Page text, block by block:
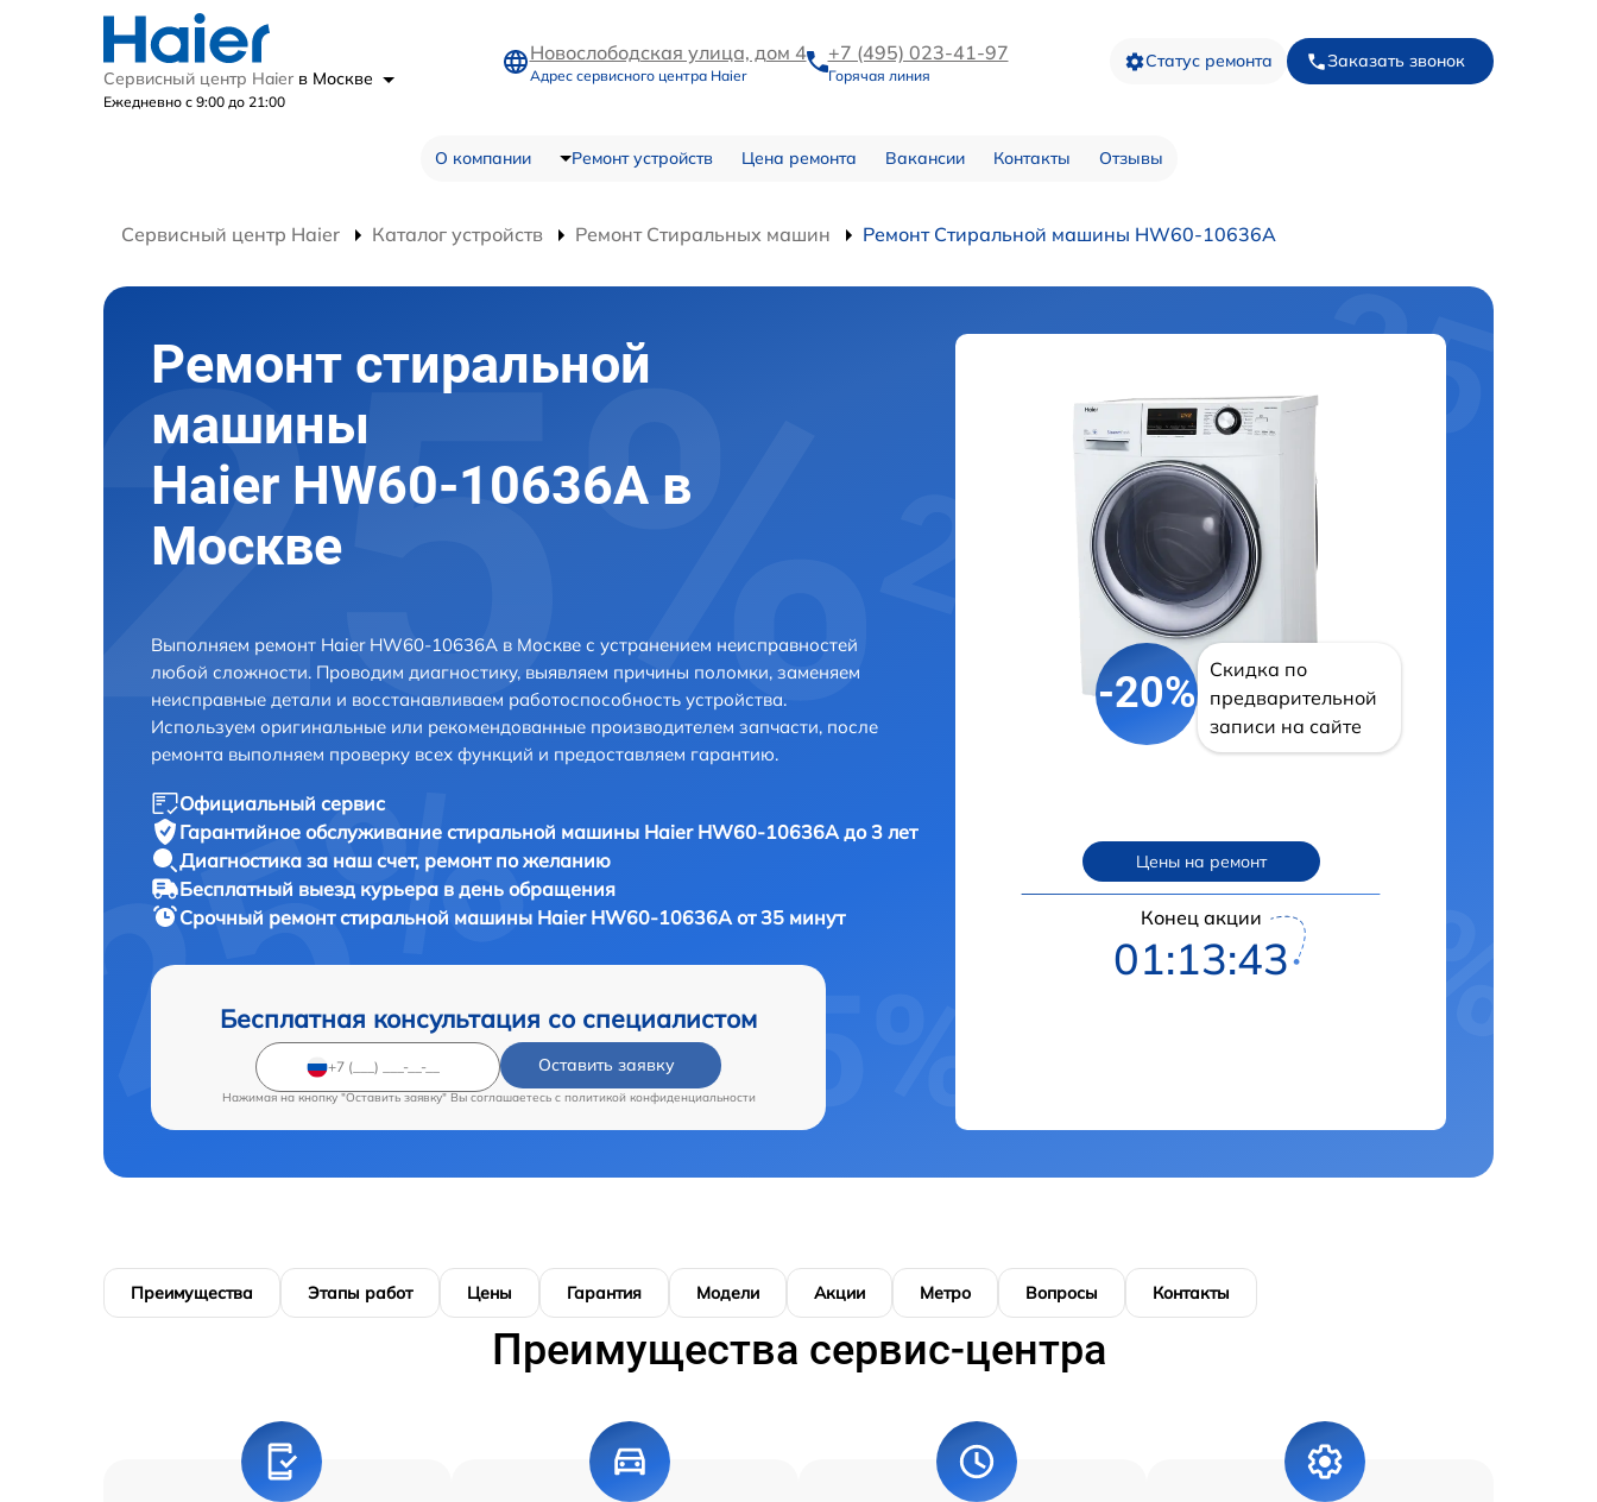
Сервисный центр Haier в Москве
Ежедневно с 9:00 до 21:00
Новослободская улица, дом 4
Адрес сервисного центра Haier
+7 (495) 023-41-97
Горячая линия
Статус ремонта Заказать звонок
О компании Ремонт устройств Цена ремонта Вакансии Контакты Отзывы
Сервисный центр Haier Каталог устройств Ремонт Стиральных машин Ремонт Стиральной машины HW60-10636A
Ремонт стиральной
машины
Haier HW60-10636A в
Москве
Выполняем ремонт Haier HW60-10636A в Москве с устранением неисправностей
любой сложности. Проводим диагностику, выявляем причины поломки, заменяем
неисправные детали и восстанавливаем работоспособность устройства.
Используем оригинальные или рекомендованные производителем запчасти, после
ремонта выполняем проверку всех функций и предоставляем гарантию.
Официальный сервис
Гарантийное обслуживание стиральной машины Haier HW60-10636A до 3 лет
Диагностика за наш счет, ремонт по желанию
Бесплатный выезд курьера в день обращения
Срочный ремонтстиральной машины Haier HW60-10636A от 35 минут
Бесплатная консультация со специалистом
Оставить заявку
Нажимая на кнопку "Оставить заявку" Вы соглашаетесь c политикой конфиденциальности
-20%
Скидка по
предварительной
записи на сайте
Цены на ремонт
Конец акции
01:13:42
Преимущества Этапы работ Цены Гарантия Модели Акции Метро Вопросы Контакты
Преимущества сервис-центра